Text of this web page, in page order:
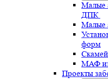
Малые
ДПК
Малые
форм
МАФ
Проекты